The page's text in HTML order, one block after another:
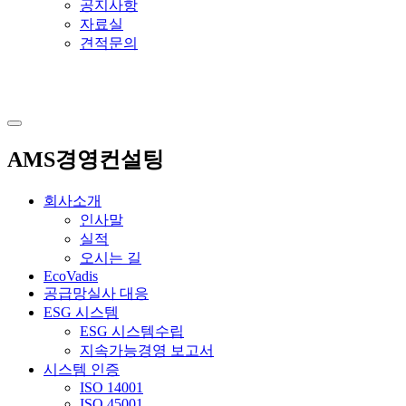
공지사항
자료실
견적문의
AMS경영컨설팅
회사소개
인사말
실적
오시는 길
EcoVadis
공급망실사 대응
ESG 시스템
ESG 시스템수립
지속가능경영 보고서
시스템 인증
ISO 14001